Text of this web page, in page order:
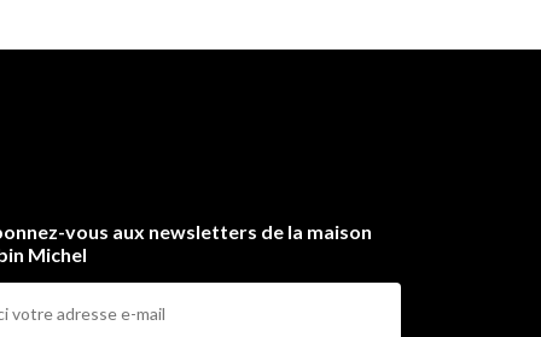
vous aux newsletters de la maison
Michel